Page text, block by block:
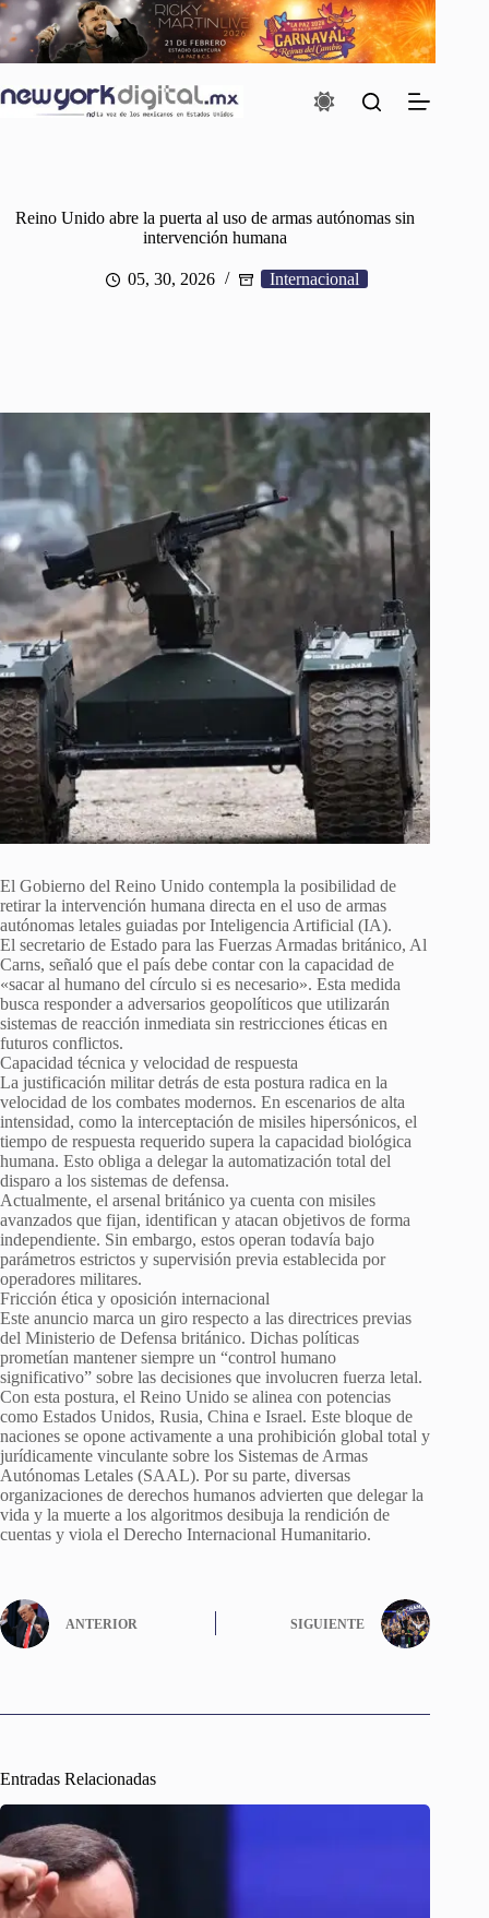
Saltar
al
contenido
Reino Unido abre la puerta al uso de armas autónomas sin
intervención humana
05, 30, 2026 Internacional
El Gobierno del Reino Unido contempla la posibilidad de
retirar la intervención humana directa en el uso de armas
autónomas letales guiadas por Inteligencia Artificial (IA).
El secretario de Estado para las Fuerzas Armadas británico, Al
Carns, señaló que el país debe contar con la capacidad de
«sacar al humano del círculo si es necesario». Esta medida
busca responder a adversarios geopolíticos que utilizarán
sistemas de reacción inmediata sin restricciones éticas en
futuros conflictos.
Capacidad técnica y velocidad de respuesta
La justificación militar detrás de esta postura radica en la
velocidad de los combates modernos. En escenarios de alta
intensidad, como la interceptación de misiles hipersónicos, el
tiempo de respuesta requerido supera la capacidad biológica
humana. Esto obliga a delegar la automatización total del
disparo a los sistemas de defensa.
Actualmente, el arsenal británico ya cuenta con misiles
avanzados que fijan, identifican y atacan objetivos de forma
independiente. Sin embargo, estos operan todavía bajo
parámetros estrictos y supervisión previa establecida por
operadores militares.
Fricción ética y oposición internacional
Este anuncio marca un giro respecto a las directrices previas
del Ministerio de Defensa británico. Dichas políticas
prometían mantener siempre un “control humano
significativo” sobre las decisiones que involucren fuerza letal.
Con esta postura, el Reino Unido se alinea con potencias
como Estados Unidos, Rusia, China e Israel. Este bloque de
naciones se opone activamente a una prohibición global total y
jurídicamente vinculante sobre los Sistemas de Armas
Autónomas Letales (SAAL). Por su parte, diversas
organizaciones de derechos humanos advierten que delegar la
vida y la muerte a los algoritmos desibuja la rendición de
cuentas y viola el Derecho Internacional Humanitario.
ANTERIOR SIGUIENTE
Entradas Relacionadas